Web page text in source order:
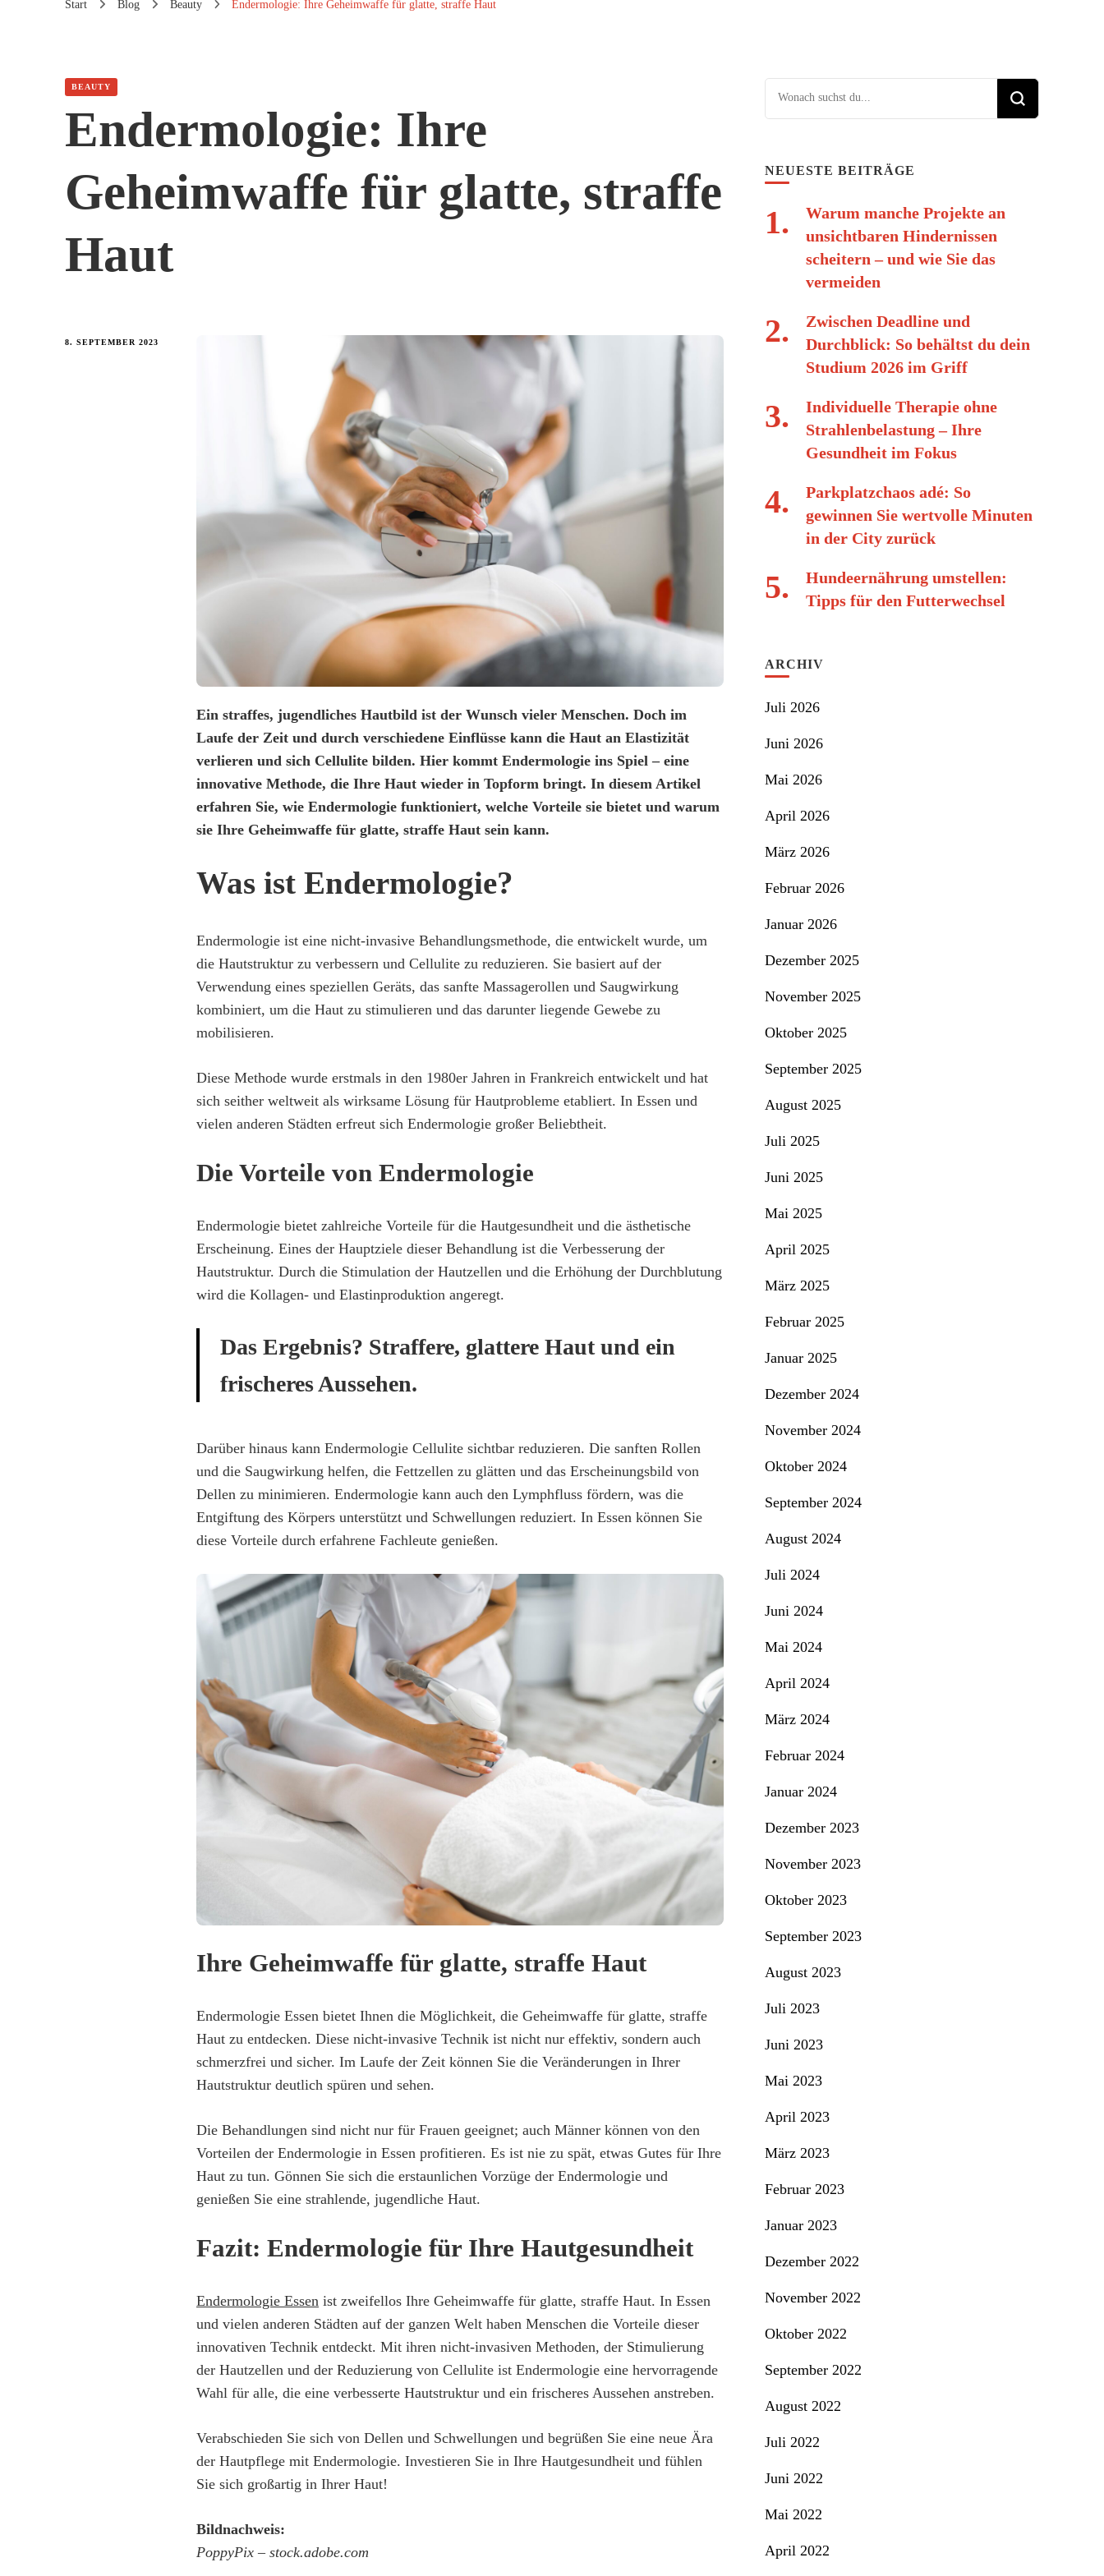
Start Blog Beauty Endermologie: Ihre Geheimwaffe für glatte, straffe Haut
BEAUTY
Endermologie: Ihre
Geheimwaffe für glatte, straffe
Haut
8. SEPTEMBER 2023
Ein straffes, jugendliches Hautbild ist der Wunsch vieler Menschen. Doch im
Laufe der Zeit und durch verschiedene Einflüsse kann die Haut an Elastizität
verlieren und sich Cellulite bilden. Hier kommt Endermologie ins Spiel – eine
innovative Methode, die Ihre Haut wieder in Topform bringt. In diesem Artikel
erfahren Sie, wie Endermologie funktioniert, welche Vorteile sie bietet und warum
sie Ihre Geheimwaffe für glatte, straffe Haut sein kann.
Was ist Endermologie?
Endermologie ist eine nicht-invasive Behandlungsmethode, die entwickelt wurde, um
die Hautstruktur zu verbessern und Cellulite zu reduzieren. Sie basiert auf der
Verwendung eines speziellen Geräts, das sanfte Massagerollen und Saugwirkung
kombiniert, um die Haut zu stimulieren und das darunter liegende Gewebe zu
mobilisieren.
Diese Methode wurde erstmals in den 1980er Jahren in Frankreich entwickelt und hat
sich seither weltweit als wirksame Lösung für Hautprobleme etabliert. In Essen und
vielen anderen Städten erfreut sich Endermologie großer Beliebtheit.
Die Vorteile von Endermologie
Endermologie bietet zahlreiche Vorteile für die Hautgesundheit und die ästhetische
Erscheinung. Eines der Hauptziele dieser Behandlung ist die Verbesserung der
Hautstruktur. Durch die Stimulation der Hautzellen und die Erhöhung der Durchblutung
wird die Kollagen- und Elastinproduktion angeregt.
Das Ergebnis? Straffere, glattere Haut und ein
frischeres Aussehen.
Darüber hinaus kann Endermologie Cellulite sichtbar reduzieren. Die sanften Rollen
und die Saugwirkung helfen, die Fettzellen zu glätten und das Erscheinungsbild von
Dellen zu minimieren. Endermologie kann auch den Lymphfluss fördern, was die
Entgiftung des Körpers unterstützt und Schwellungen reduziert. In Essen können Sie
diese Vorteile durch erfahrene Fachleute genießen.
Ihre Geheimwaffe für glatte, straffe Haut
Endermologie Essen bietet Ihnen die Möglichkeit, die Geheimwaffe für glatte, straffe
Haut zu entdecken. Diese nicht-invasive Technik ist nicht nur effektiv, sondern auch
schmerzfrei und sicher. Im Laufe der Zeit können Sie die Veränderungen in Ihrer
Hautstruktur deutlich spüren und sehen.
Die Behandlungen sind nicht nur für Frauen geeignet; auch Männer können von den
Vorteilen der Endermologie in Essen profitieren. Es ist nie zu spät, etwas Gutes für Ihre
Haut zu tun. Gönnen Sie sich die erstaunlichen Vorzüge der Endermologie und
genießen Sie eine strahlende, jugendliche Haut.
Fazit: Endermologie für Ihre Hautgesundheit
Endermologie Essen ist zweifellos Ihre Geheimwaffe für glatte, straffe Haut. In Essen
und vielen anderen Städten auf der ganzen Welt haben Menschen die Vorteile dieser
innovativen Technik entdeckt. Mit ihren nicht-invasiven Methoden, der Stimulierung
der Hautzellen und der Reduzierung von Cellulite ist Endermologie eine hervorragende
Wahl für alle, die eine verbesserte Hautstruktur und ein frischeres Aussehen anstreben.
Verabschieden Sie sich von Dellen und Schwellungen und begrüßen Sie eine neue Ära
der Hautpflege mit Endermologie. Investieren Sie in Ihre Hautgesundheit und fühlen
Sie sich großartig in Ihrer Haut!
Bildnachweis:
PoppyPix – stock.adobe.com
Suchst du nach etwas?
NEUESTE BEITRÄGE
Warum manche Projekte an
unsichtbaren Hindernissen
scheitern – und wie Sie das
vermeiden
Zwischen Deadline und
Durchblick: So behältst du dein
Studium 2026 im Griff
Individuelle Therapie ohne
Strahlenbelastung – Ihre
Gesundheit im Fokus
Parkplatzchaos adé: So
gewinnen Sie wertvolle Minuten
in der City zurück
Hundeernährung umstellen:
Tipps für den Futterwechsel
ARCHIV
Juli 2026
Juni 2026
Mai 2026
April 2026
März 2026
Februar 2026
Januar 2026
Dezember 2025
November 2025
Oktober 2025
September 2025
August 2025
Juli 2025
Juni 2025
Mai 2025
April 2025
März 2025
Februar 2025
Januar 2025
Dezember 2024
November 2024
Oktober 2024
September 2024
August 2024
Juli 2024
Juni 2024
Mai 2024
April 2024
März 2024
Februar 2024
Januar 2024
Dezember 2023
November 2023
Oktober 2023
September 2023
August 2023
Juli 2023
Juni 2023
Mai 2023
April 2023
März 2023
Februar 2023
Januar 2023
Dezember 2022
November 2022
Oktober 2022
September 2022
August 2022
Juli 2022
Juni 2022
Mai 2022
April 2022